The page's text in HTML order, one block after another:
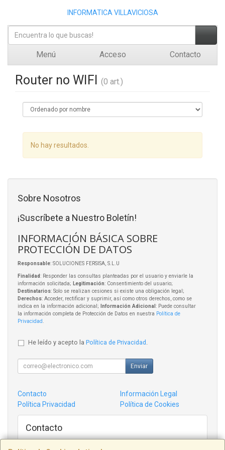
INFORMATICA VILLAVICIOSA
Menú Acceso Contacto
Router no WIFI (0 art.)
No hay resultados.
Sobre Nosotros
¡Suscríbete a Nuestro Boletín!
INFORMACIÓN BÁSICA SOBRE
PROTECCIÓN DE DATOS
Responsable: SOLUCIONES FERSISA, S.L.U
Finalidad: Responder las consultas planteadas por el usuario y enviarle la
información solicitada; Legitimación: Consentimiento del usuario;
Destinatarios: Solo se realizan cesiones si existe una obligación legal;
Derechos: Acceder, rectificar y suprimir, así como otros derechos, como se
indica en la información adicional;
Información Adicional : Puede consultar
la información completa de Protección de Datos en nuestra Política de
Privacidad
He leído y acepto la Política de Privacidad .
Enviar
Contacto
Información Legal
Política Privacidad
Política de Cookies
Contacto
admin@tiendampc.com